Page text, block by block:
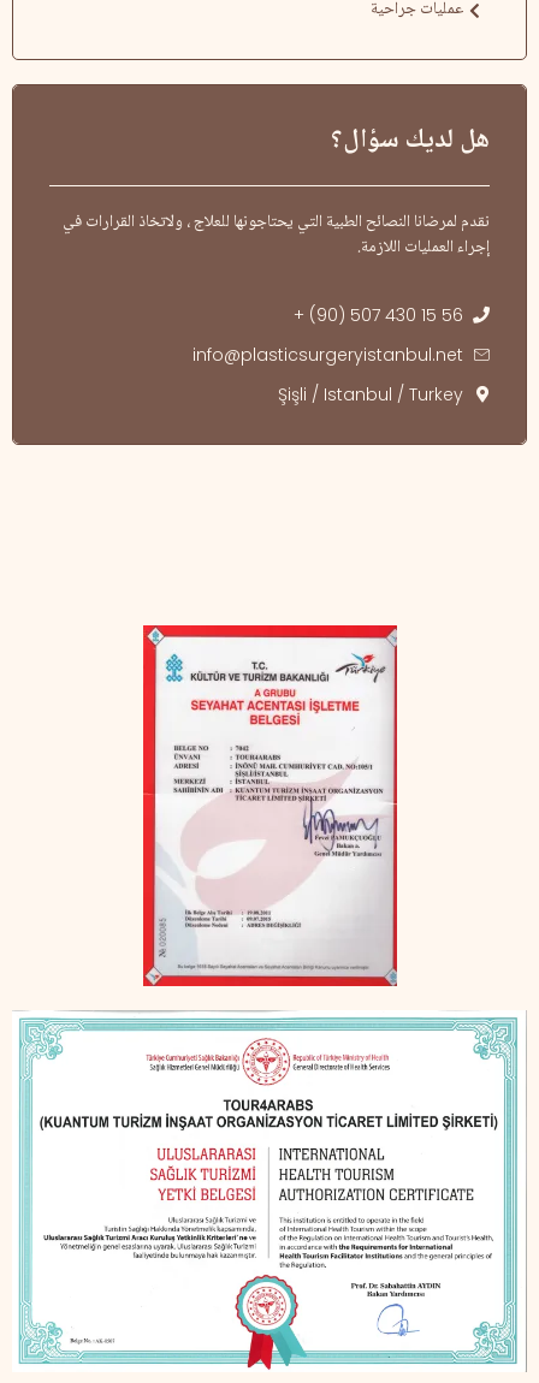
عمليات جراحية
هل لديك سؤال؟
نقدم لمرضانا النصائح الطبية التي يحتاجونها للعلاج ، ولاتخاذ القرارات في
إجراء العمليات اللازمة.
+ (90) 507 430 15 56
info@plasticsurgeryistanbul.net
Şişli / Istanbul / Turkey